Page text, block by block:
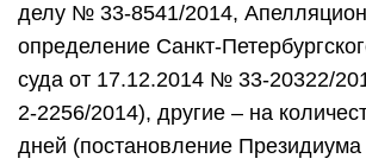
делу № 33-8541/2014,
определение Санкт-
суда от 17.12.2014 № 33-20322/
2-2256/2014), другие – на
дней (постановление